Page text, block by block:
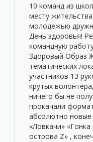
10 команд из
месту
молодежью
День здоровья!
командную
Здоровый Образ
тематических
участников 13
крутых
ничего бы не
прокачали
абсолютно новые
«Ловкачи»
острова Z» ,